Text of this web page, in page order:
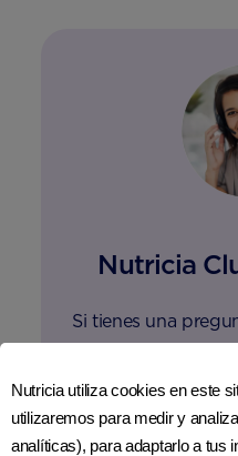
Nutricia
Si tienes una
Nutricia utiliza cookies en este
utilizaremos para medir y
analíticas), para adaptarlo a tus